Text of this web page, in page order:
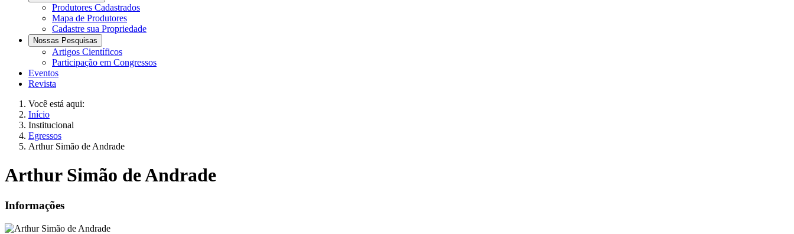
Produtores Cadastrados
Mapa de Produtores
Cadastre sua Propriedade
Nossas Pesquisas
Artigos Científicos
Participação em Congressos
Eventos
Revista
Você está aqui:
Início
Institucional
Egressos
Arthur Simão de Andrade
Arthur Simão de Andrade
Informações